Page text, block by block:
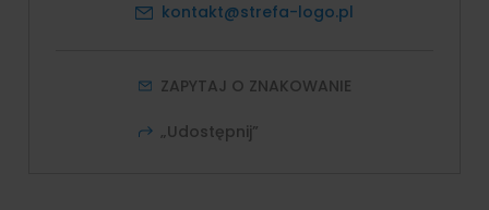
kontakt@strefa-logo.pl
ZAPYTAJ O ZNAKOWANIE
„Udostępnij”